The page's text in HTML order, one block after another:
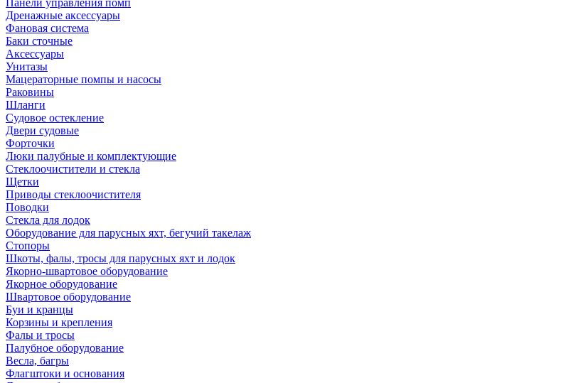
Панели управления помп
Дренажные аксессуары
Фановая система
Баки сточные
Аксессуары
Унитазы
Мацераторные помпы и насосы
Раковины
Шланги
Судовое остекление
Двери судовые
Форточки
Люки палубные и комплектующие
Стеклоочистители и стекла
Щетки
Приводы стеклоочистителя
Поводки
Стекла для лодок
Оборудование для парусных яхт, бегучий такелаж
Стопоры
Шкоты, фалы, тросы для парусных яхт и лодок
Якорно-швартовое оборудование
Якорное оборудование
Швартовое оборудование
Буи и кранцы
Корзины и крепления
Фалы и тросы
Палубное оборудование
Весла, багры
Флагштоки и основания